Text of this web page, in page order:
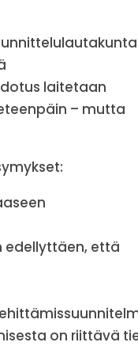
laitetaan
– mutta
edellyttäen, että
on riittävä